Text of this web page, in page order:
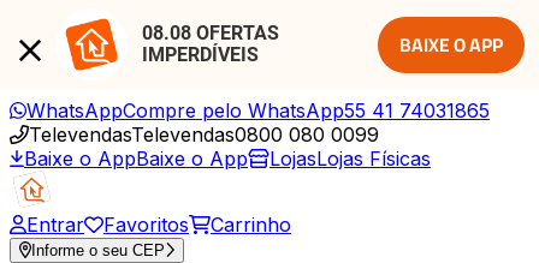
08.08 OFERTAS
IMPERDÍVEIS
BAIXE O APP
WhatsAppCompre pelo WhatsApp55 41 74031865
TelevendasTelevendas0800 080 0099
Baixe o AppBaixe o App LojasLojas Físicas
Entrar Favoritos Carrinho
Informe o seu CEP